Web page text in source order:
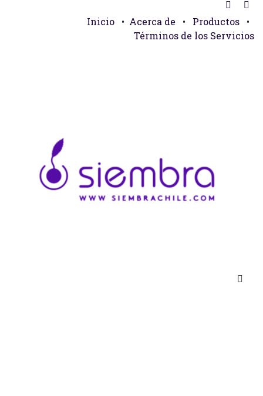
Inicio • Acerca de • Productos
•
Términos de los Servicios